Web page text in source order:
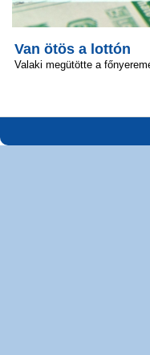
Van ötös a lottón
Valaki megütötte a